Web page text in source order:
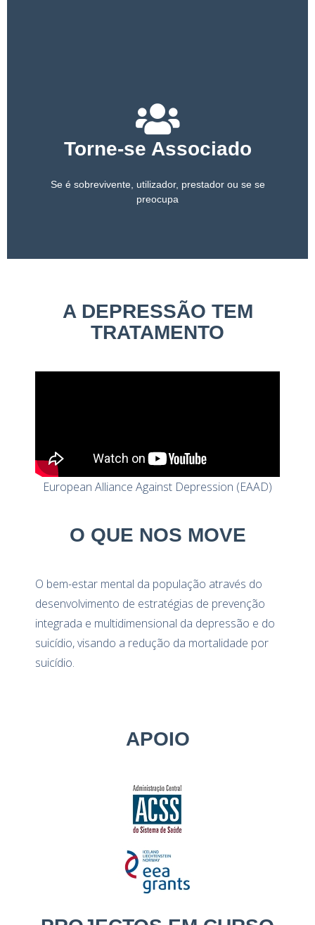
Torne-se Associado
Se é sobrevivente, utilizador, prestador ou se se
preocupa
A DEPRESSÃO TEM
TRATAMENTO
European Alliance Against Depression (EAAD)
O QUE NOS MOVE
O bem-estar mental da população através do
desenvolvimento de estratégias de prevenção
integrada e multidimensional da depressão e do
suicídio, visando a redução da mortalidade por
suicídio.
APOIO